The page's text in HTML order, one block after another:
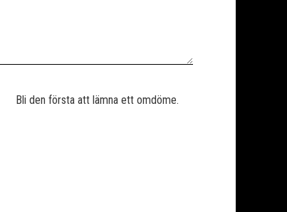
Bli den första att lämna ett omdöme.